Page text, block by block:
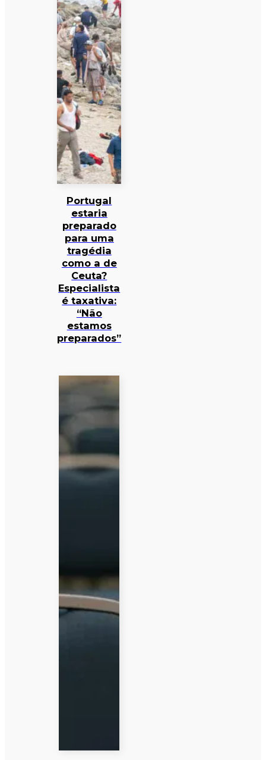
Portugal
estaria
preparado
para uma
tragédia
como a de
Ceuta?
Especialista
é taxativa:
“Não
estamos
preparados”